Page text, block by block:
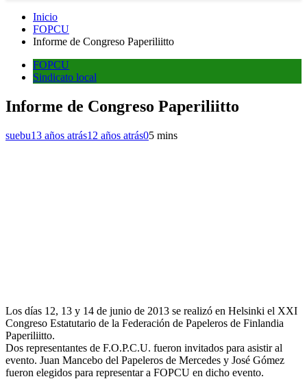
Inicio
FOPCU
Informe de Congreso Paperiliitto
FOPCU
Sindicato local
Informe de Congreso Paperiliitto
suebu13 años atrás12 años atrás05 mins
Los días 12, 13 y 14 de junio de 2013 se realizó en Helsinki el XXI
Congreso Estatutario de la Federación de Papeleros de Finlandia
Paperiliitto.
Dos representantes de F.O.P.C.U. fueron invitados para asistir al
evento. Juan Mancebo del Papeleros de Mercedes y José Gómez
fueron elegidos para representar a FOPCU en dicho evento.